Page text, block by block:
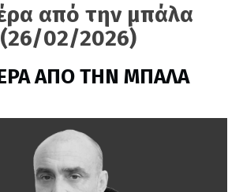
από την μπάλα
(26/02/2026)
ΑΠΟ ΤΗΝ ΜΠΑΛΑ